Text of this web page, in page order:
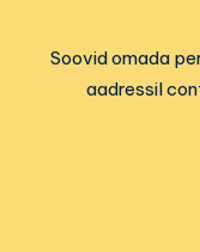
Soovid omada
aadressil